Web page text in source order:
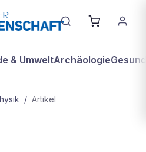
& UmweltArchäologie
/ Artikel
als erwartet